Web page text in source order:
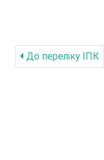
До переліку IПК